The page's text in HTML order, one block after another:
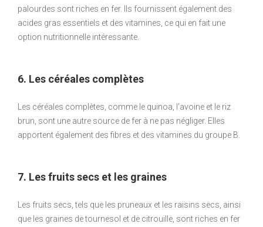
palourdes sont riches en fer. Ils fournissent également des
acides gras essentiels et des vitamines, ce qui en fait une
option nutritionnelle intéressante.
6. Les céréales complètes
Les céréales complètes, comme le quinoa, l’avoine et le riz
brun, sont une autre source de fer à ne pas négliger. Elles
apportent également des fibres et des vitamines du groupe B.
7. Les fruits secs et les graines
Les fruits secs, tels que les pruneaux et les raisins secs, ainsi
que les graines de tournesol et de citrouille, sont riches en fer